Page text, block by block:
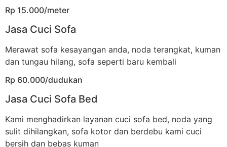
Rp 15.000/meter
Jasa Cuci Sofa
Merawat sofa kesayangan anda, noda terangkat, kuman
dan tungau hilang, sofa seperti baru kembali
Rp 60.000/dudukan
Jasa Cuci Sofa Bed
Kami menghadirkan layanan cuci sofa bed, noda yang
sulit dihilangkan, sofa kotor dan berdebu kami cuci
bersih dan bebas kuman